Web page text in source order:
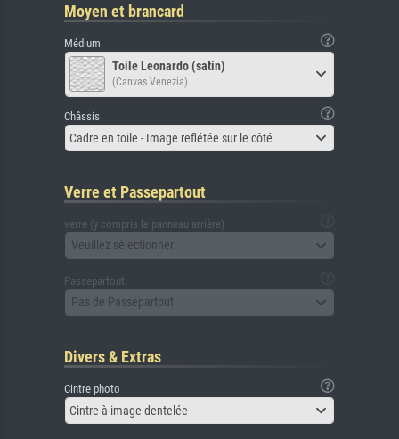
Moyen et brancard
Médium
Toile Leonardo (satin)
(Canvas Venezia)
Châssis
Cadre en toile - Image reflétée sur le côté
Verre et Passepartout
verre (y compris le panneau arrière)
Veuillez sélectionner
Passepartout
Pas de Passepartout
Divers & Extras
Cintre photo
Cintre à image dentelée